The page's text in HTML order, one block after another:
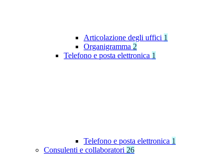
Articolazione degli uffici 1
Organigramma 2
Telefono e posta elettronica 1
Telefono e posta elettronica 1
Consulenti e collaboratori 26